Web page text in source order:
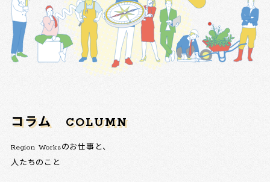
コラム COLUMN
Region Worksのお仕事と、
人たちのこと